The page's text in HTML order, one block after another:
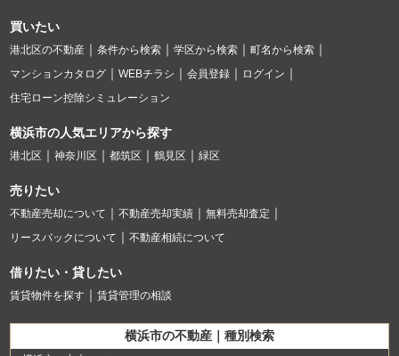
買いたい
港北区の不動産 条件から検索 学区から検索
町名から検索
マンションカタログ
WEBチラシ 会員登録
ログイン
住宅ローン控除シミュレーション
横浜市の人気エリアから探す
港北区 神奈川区 都筑区 鶴見区 緑区
売りたい
不動産売却について 不動産売却実績
無料売却査定
リースバックについて
不動産相続について
借りたい・貸したい
賃貸物件を探す 賃貸管理の相談
横浜市の不動産｜種別検索